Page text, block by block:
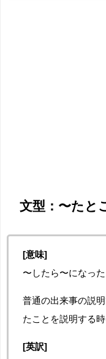
文型：〜たと
[意味]
〜したら〜になった
普通の出来事の説
たことを説明する時
[英訳]